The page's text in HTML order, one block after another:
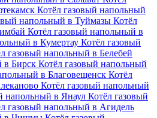
Котёл газовый напольный
напольный в Туймазы Котёл
Котёл газовый напольный в
в Кумертау Котёл газовый
газовый напольный в Белебей
в Бирск Котёл газовый напольный
в Благовещенск Котёл
Котёл газовый напольный
напольный в Янаул Котёл газовый
газовый напольный в Агидель